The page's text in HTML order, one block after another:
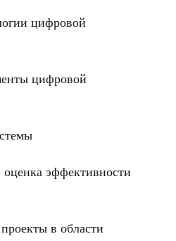
цифровой
цифровой
эффективности
в области